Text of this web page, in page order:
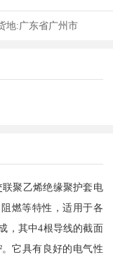
地:广东省广州市
联聚乙烯绝缘聚护套电
燃等特性，适用于各
，其中4根导线的截面
。它具有良好的电气性